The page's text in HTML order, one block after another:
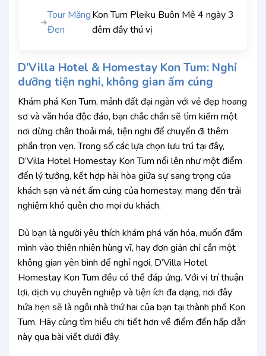
➜
Tour Măng
Đen
Kon Tum Pleiku Buôn Mê 4 ngày 3
đêm đầy thú vị
D’Villa Hotel & Homestay Kon Tum: Nghỉ
dưỡng tiện nghi, không gian ấm cúng
Khám phá Kon Tum, mảnh đất đại ngàn với vẻ đẹp hoang
sơ và văn hóa độc đáo, bạn chắc chắn sẽ tìm kiếm một
nơi dừng chân thoải mái, tiện nghi để chuyến đi thêm
phần trọn vẹn. Trong số các lựa chọn lưu trú tại đây,
D’Villa Hotel Homestay Kon Tum nổi lên như một điểm
đến lý tưởng, kết hợp hài hòa giữa sự sang trọng của
khách sạn và nét ấm cúng của homestay, mang đến trải
nghiệm khó quên cho mọi du khách.
Dù bạn là người yêu thích khám phá văn hóa, muốn đắm
mình vào thiên nhiên hùng vĩ, hay đơn giản chỉ cần một
không gian yên bình để nghỉ ngơi, D’Villa Hotel
Homestay Kon Tum đều có thể đáp ứng. Với vị trí thuận
lợi, dịch vụ chuyên nghiệp và tiện ích đa dạng, nơi đây
hứa hẹn sẽ là ngôi nhà thứ hai của bạn tại thành phố Kon
Tum. Hãy cùng tìm hiểu chi tiết hơn về điểm đến hấp dẫn
này qua bài viết dưới đây.